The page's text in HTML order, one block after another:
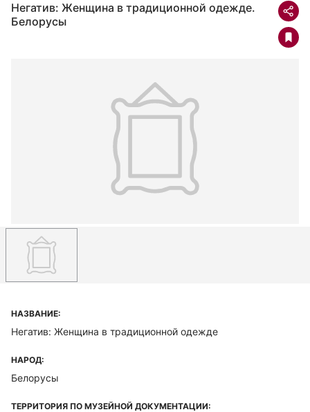
Негатив: Женщина в традиционной одежде.
Белорусы
НАЗВАНИЕ:
Негатив: Женщина в традиционной одежде
НАРОД:
Белорусы
ТЕРРИТОРИЯ ПО МУЗЕЙНОЙ ДОКУМЕНТАЦИИ: